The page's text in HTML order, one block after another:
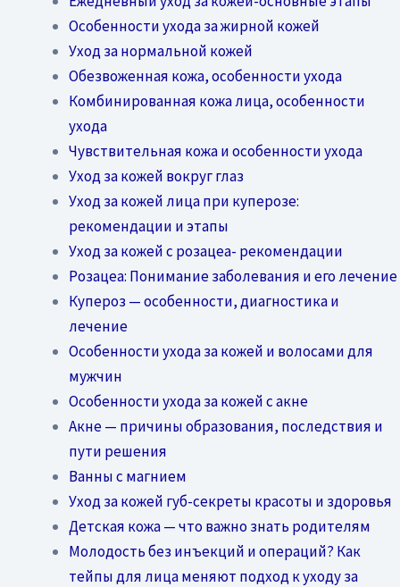
Особенности ухода за жирной кожей
Уход за нормальной кожей
Обезвоженная кожа, особенности ухода
Комбинированная кожа лица, особенности
ухода
Чувствительная кожа и особенности ухода
Уход за кожей вокруг глаз
Уход за кожей лица при куперозе:
рекомендации и этапы
Уход за кожей с розацеа- рекомендации
Розацеа: Понимание заболевания и его лечение
Купероз — особенности, диагностика и
лечение
Особенности ухода за кожей и волосами для
мужчин
Особенности ухода за кожей с акне
Акне — причины образования, последствия и
пути решения
Ванны с магнием
Уход за кожей губ-секреты красоты и здоровья
Детская кожа — что важно знать родителям
Молодость без инъекций и операций? Как
тейпы для лица меняют подход к уходу за